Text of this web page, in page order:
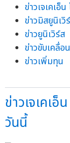
ข่าวเจเคเอ็
ข่าวมิสยูนิเวิ
ข่าวยูนิเวิร์ส
ข่าวขับเคลื่อน
ข่าวเพิ่มทุน
ข่าวเจเคเ
วันนี้